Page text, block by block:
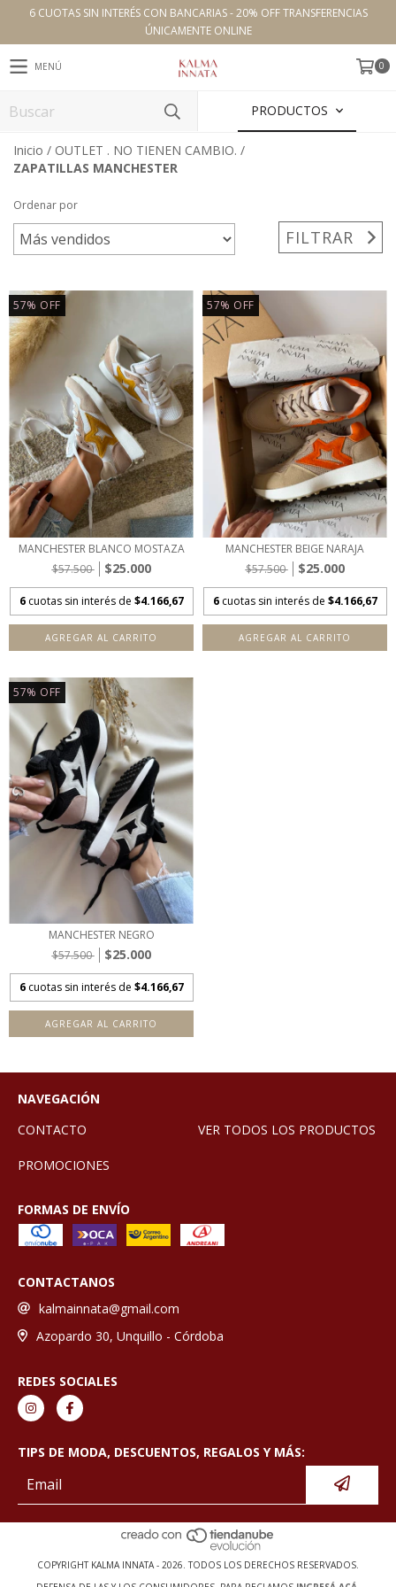
6 CUOTAS SIN INTERÉS CON BANCARIAS - 20% OFF TRANSFERENCIAS
ÚNICAMENTE ONLINE
MENÚ 0
PRODUCTOS
Inicio / OUTLET . NO TIENEN CAMBIO. /
ZAPATILLAS MANCHESTER
Ordenar por
FILTRAR
57% OFF
MANCHESTER BLANCO MOSTAZA
$57.500
$25.000
6 cuotas sin interés de $4.166,67
AGREGAR AL CARRITO
57% OFF
MANCHESTER BEIGE NARAJA
$57.500
$25.000
6 cuotas sin interés de $4.166,67
AGREGAR AL CARRITO
57% OFF
MANCHESTER NEGRO
$57.500
$25.000
6 cuotas sin interés de $4.166,67
AGREGAR AL CARRITO
NAVEGACIÓN
CONTACTO
VER TODOS LOS PRODUCTOS
PROMOCIONES
FORMAS DE ENVÍO
CONTACTANOS
kalmainnata@gmail.com
Azopardo 30, Unquillo - Córdoba
REDES SOCIALES
TIPS DE MODA, DESCUENTOS, REGALOS Y MÁS:
COPYRIGHT KALMA INNATA - 2026. TODOS LOS DERECHOS RESERVADOS.